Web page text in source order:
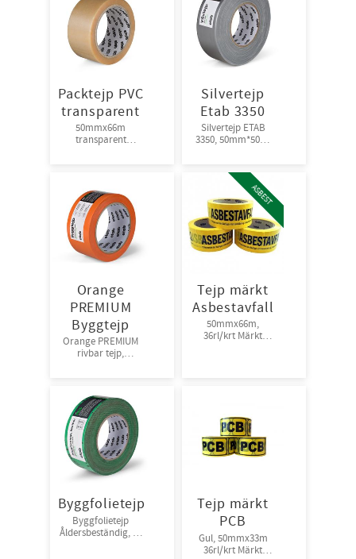
Packtejp PVC
transparent
50mmx66m
transparent
Silvertejp
Etab 3350
Silvertejp ETAB
3350, 50mm*50m,
Orange
PREMIUM
Byggtejp
Orange PREMIUM
rivbar tejp,
Tejp märkt
Asbestavfall
50mmx66m,
36rl/krt Märkt
ASBEST
Byggfolietejp
Byggfolietejp
Åldersbeständig, P-
Tejp märkt
PCB
Gul, 50mmx33m
36rl/krt Märkt